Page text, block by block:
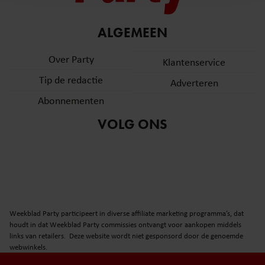
informatie over uw gebruik van onze site met onze
partners voor social media, adverteren en analyse. Deze
informatie die u aan ze heeft verstrekt of die ze hebben
gaat akkoord met onze cookies als u onze website blijft
gebruiken.
ALGEMEEN
Over Party
Tip de redactie
Abonnementen
Klantenservice
Adverteren
VOLG ONS
Weekblad Party participeert in diverse affiliate marketing programma’s, dat
houdt in dat Weekblad Party commissies ontvangt voor aankopen middels
links van retailers. Deze website wordt niet gesponsord door de genoemde
webwinkels.